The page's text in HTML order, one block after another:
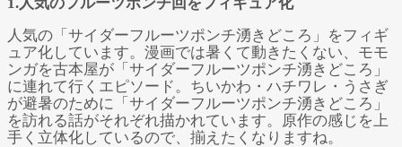
1.人気のフルーツポンチ回をフィギュア化
人気の「サイダーフルーツポンチ湧きどころ」をフィギ
ュア化しています。漫画では暑くて動きたくない、モモ
ンガを古本屋が「サイダーフルーツポンチ湧きどころ」
に連れて行くエピソード。ちいかわ・ハチワレ・うさぎ
が避暑のために「サイダーフルーツポンチ湧きどころ」
を訪れる話がそれぞれ描かれています。原作の感じを上
手く立体化しているので、揃えたくなりますね。